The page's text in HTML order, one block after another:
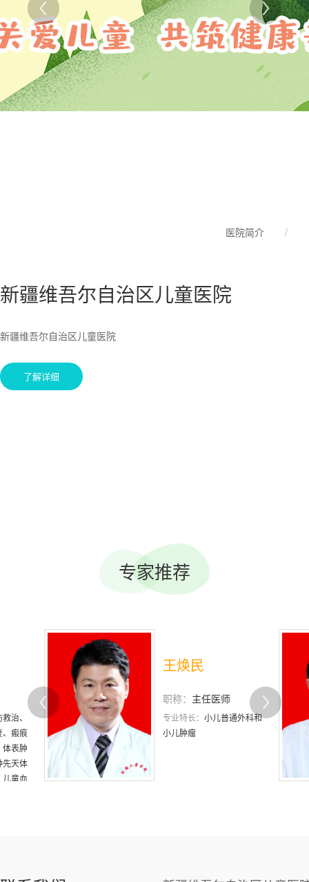
医院简介 /
新疆维吾尔自治区儿童医院
新疆维吾尔自治区儿童医院
了解详细
专家推荐
王焕民
职称： 主任医师
专业特长：小儿普通外科和
小儿肿瘤